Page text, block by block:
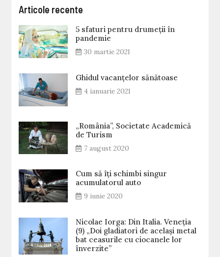
Articole recente
5 sfaturi pentru drumeții în
pandemie
30 martie 2021
Ghidul vacanțelor sănătoase
4 ianuarie 2021
„România”, Societate Academică
de Turism
7 august 2020
Cum să îți schimbi singur
acumulatorul auto
9 iunie 2020
Nicolae Iorga: Din Italia. Veneţia
(9) „Doi gladiatori de același metal
bat ceasurile cu ciocanele lor
înverzite”